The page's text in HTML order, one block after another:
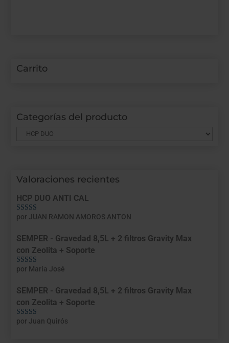
Carrito
Categorías del producto
Valoraciones recientes
HCP DUO ANTI CAL
Valorado con
por JUAN RAMON AMOROS ANTON
SEMPER - Gravedad 8,5L + 2 filtros Gravity Max
con Zeolita + Soporte
Valorado con
por María José
SEMPER - Gravedad 8,5L + 2 filtros Gravity Max
con Zeolita + Soporte
Valorado con
por Juan Quirós